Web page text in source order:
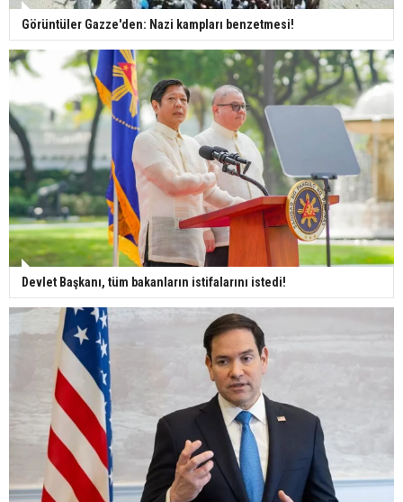
Görüntüler Gazze'den: Nazi kampları benzetmesi!
Devlet Başkanı, tüm bakanların istifalarını istedi!